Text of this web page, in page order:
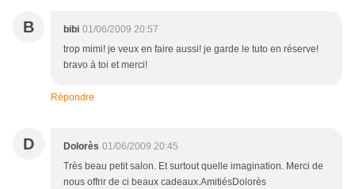
B bibi 01/06/2009 20:57
trop mimi! je veux en faire aussi! je garde le tuto en réserve!
bravo à toi et merci!
Répondre
D Dolorès 01/06/2009 20:45
Très beau petit salon. Et surtout quelle imagination. Merci de
nous offrir de ci beaux cadeaux.AmitiésDolorès